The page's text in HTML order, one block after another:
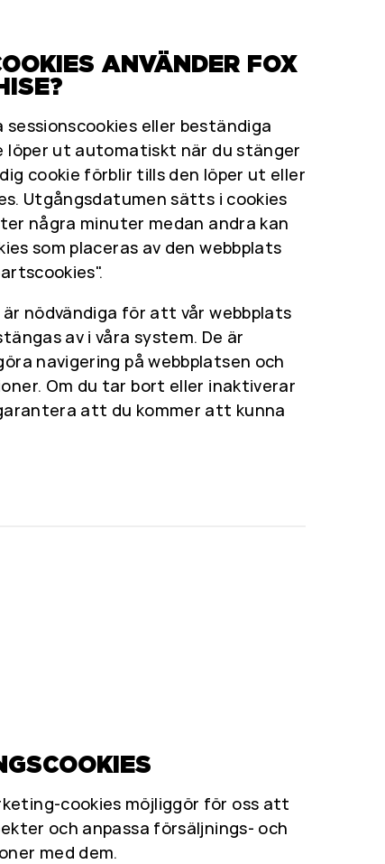
ANVÄNDER FOX
eller beständiga
löper ut automatiskt när du stänger
cookie förblir tills den löper ut eller
Utgångsdatumen sätts i cookies
några minuter medan andra kan
som placeras av den webbplats
nödvändiga för att vår webbplats
av i våra system. De är
navigering på webbplatsen och
Om du tar bort eller inaktiverar
att du kommer att kunna
cookies möjliggör för oss att
och anpassa försäljnings- och
med dem.